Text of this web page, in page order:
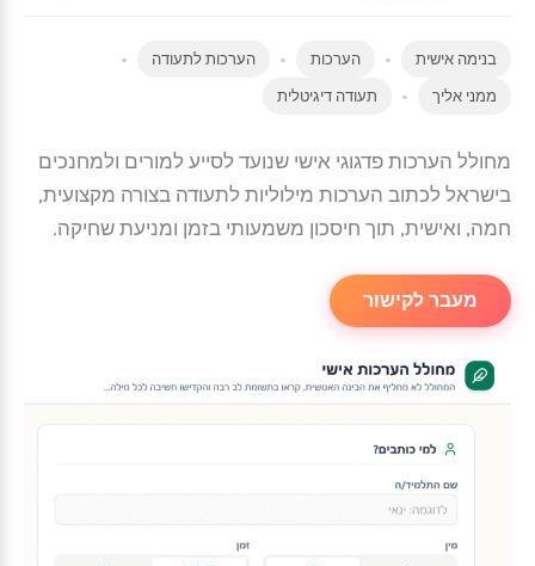
בנימה אישית הערכות הערכות לתעודה
ממני אליך תעודה דיגיטלית
מחולל הערכות פדגוגי אישי שנועד לסייע למורים ולמחנכים
בישראל לכתוב הערכות מילוליות לתעודה בצורה מקצועית,
חמה, ואישית, תוך חיסכון משמעותי בזמן ומניעת שחיקה.
מעבר לקישור